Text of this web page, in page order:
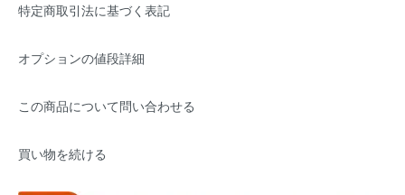
特定商取引法に基づく表記
オプションの値段詳細
この商品について問い合わせる
買い物を続ける